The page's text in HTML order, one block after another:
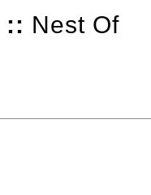
:: Nest Of